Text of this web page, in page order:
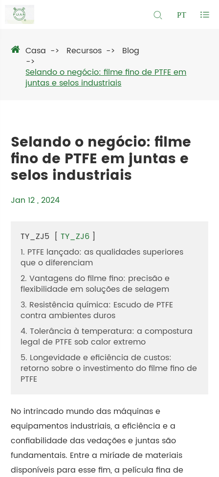
PT
Casa Recursos
Blog
Selando o negócio: filme fino de PTFE em
juntas e selos industriais
Selando o negócio: filme
fino de PTFE em juntas e
selos industriais
Jan 12 , 2024
TY_ZJ5 [ TY_ZJ6 ]
1. PTFE lançado: as qualidades superiores
que o diferenciam
2. Vantagens do filme fino: precisão e
flexibilidade em soluções de selagem
3. Resistência química: Escudo de PTFE
contra ambientes duros
4. Tolerância à temperatura: a compostura
legal de PTFE sob calor extremo
5. Longevidade e eficiência de custos:
retorno sobre o investimento do filme fino de
PTFE
No intrincado mundo das máquinas e
equipamentos industriais, a eficiência e a
confiabilidade das vedações e juntas são
fundamentais. Entre a miríade de materiais
disponíveis para esse fim, a película fina de